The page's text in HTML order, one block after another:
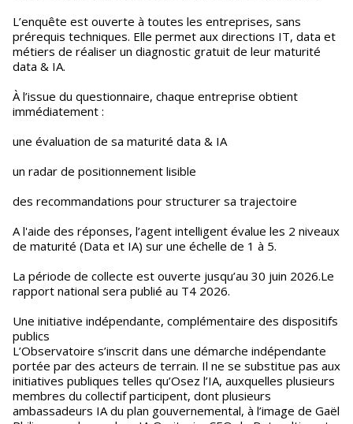
L’enquête est ouverte à toutes les entreprises, sans
prérequis techniques. Elle permet aux directions IT, data et
métiers de réaliser un diagnostic gratuit de leur maturité
data & IA.
À l’issue du questionnaire, chaque entreprise obtient
immédiatement :
une évaluation de sa maturité data & IA
un radar de positionnement lisible
des recommandations pour structurer sa trajectoire
A l'aide des réponses, l’agent intelligent évalue les 2 niveaux
de maturité (Data et IA) sur une échelle de 1 à 5.
La période de collecte est ouverte jusqu’au 30 juin 2026.Le
rapport national sera publié au T4 2026.
Une initiative indépendante, complémentaire des dispositifs
publics
L’Observatoire s’inscrit dans une démarche indépendante
portée par des acteurs de terrain. Il ne se substitue pas aux
initiatives publiques telles qu’Osez l’IA, auxquelles plusieurs
membres du collectif participent, dont plusieurs
ambassadeurs IA du plan gouvernemental, à l’image de Gaël